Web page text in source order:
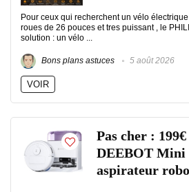
Pour ceux qui recherchent un vélo
roues de 26 pouces et tres puissant , le
solution : un vélo ...
Bons plans astuces 5 août 2026
VOIR
Pas cher :
DEEBOT Mini
aspirateur